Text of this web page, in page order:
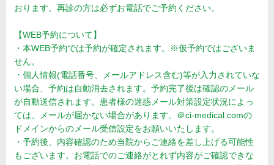
おります。再診の方は必ずお電話でご予約ください。
【WEB予約について】
・本WEB予約では予約が確定されます。※仮予約ではございま
せん。
・個人情報(電話番号、メールアドレス含む)等が入力されていな
い場合、予約は自動消去されます。予約完了後は確認のメール
が自動送信されます。患者様の迷惑メール対策設定状況によっ
ては、メールが届かない場合があります。＠ci-medical.comの
ドメインからのメール受信設定をお願いいたします。
・予約後、内容確認のため当院からご連絡を差し上げる可能性
もございます。お電話でのご連絡がとれず内容がご確認できな